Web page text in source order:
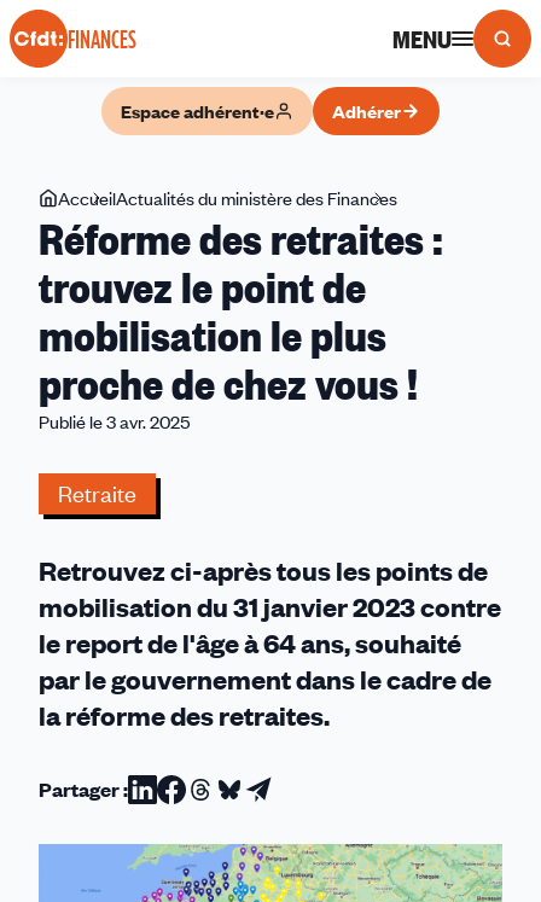
Panneau de gestion des cookies
FINANCES MENU
Espace adhérent·e Adhérer
Vous
êtes
ici
AccueilActualités du ministère des Finances
des
point
de
vous
!
Réforme des retraites :
trouvez le point de
mobilisation le plus
proche de chez vous !
Publié le 3 avr. 2025
Retraite
Retrouvez ci-après tous les points de
mobilisation du 31 janvier 2023 contre
le report de l'âge à 64 ans, souhaité
par le gouvernement dans le cadre de
la réforme des retraites.
Partager :Partager
sur
Linkedin
Partager
sur
Facebook
Partager
sur
Threads
Partager
sur
Bluesky
Partager
par
email